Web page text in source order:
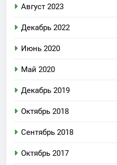
Август 2023
Декабрь 2022
Июнь 2020
Май 2020
Декабрь 2019
Октябрь 2018
Сентябрь 2018
Октябрь 2017